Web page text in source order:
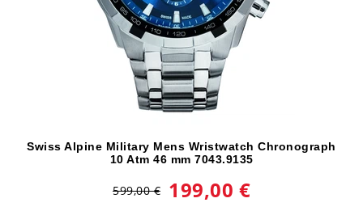
Swiss Alpine Military Mens Wristwatch Chronograph
10 Atm 46 mm 7043.9135
599,00 € 199,00 €